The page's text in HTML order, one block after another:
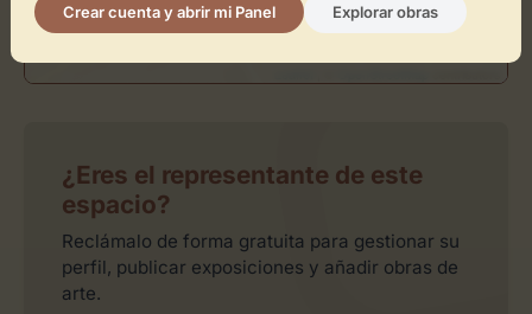
¿Eres el representante de este
espacio?
Reclámalo de forma gratuita para gestionar su
perfil, publicar exposiciones y añadir obras de
arte.
Crear cuenta y abrir mi Panel Explorar obras